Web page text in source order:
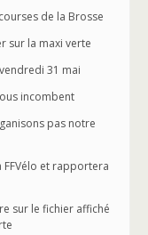
de la Brosse
sur la maxi verte
31 mai
incombent
pas notre
et rapportera
sur le fichier affiché